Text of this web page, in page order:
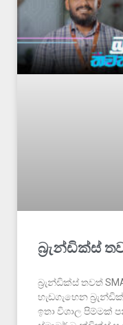
බ්‍රැන්ඩික්ස්
බ්‍රැන්ඩික්ස් තවත්
හැඩගැහෙන
ඉතා විශාල පිම්මක්